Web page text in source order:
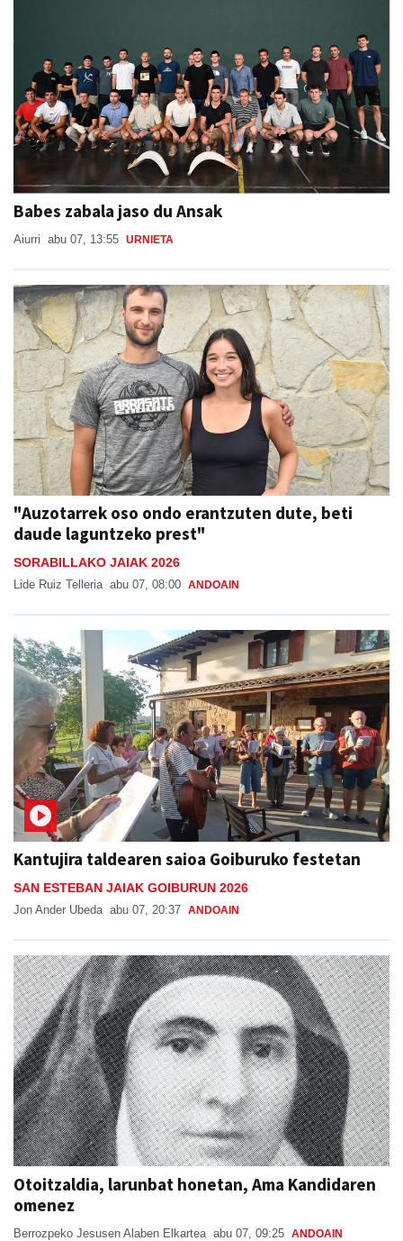
Babes zabala jaso du Ansak
Aiurri abu 07, 13:55 URNIETA
"Auzotarrek oso ondo erantzuten dute, beti
daude laguntzeko prest"
SORABILLAKO JAIAK 2026
Lide Ruiz Telleria abu 07, 08:00 ANDOAIN
Kantujira taldearen saioa Goiburuko festetan
SAN ESTEBAN JAIAK GOIBURUN 2026
Jon Ander Ubeda abu 07, 20:37 ANDOAIN
Otoitzaldia, larunbat honetan, Ama Kandidaren
omenez
Berrozpeko Jesusen Alaben Elkartea abu 07, 09:25 ANDOAIN